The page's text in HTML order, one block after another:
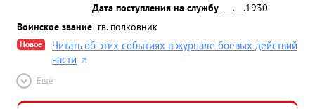
Дата поступления на службу
__.__.1930
Воинское звание гв. полковник
Новое
Читать об этих событиях в журнале боевых действий
части
Ещё